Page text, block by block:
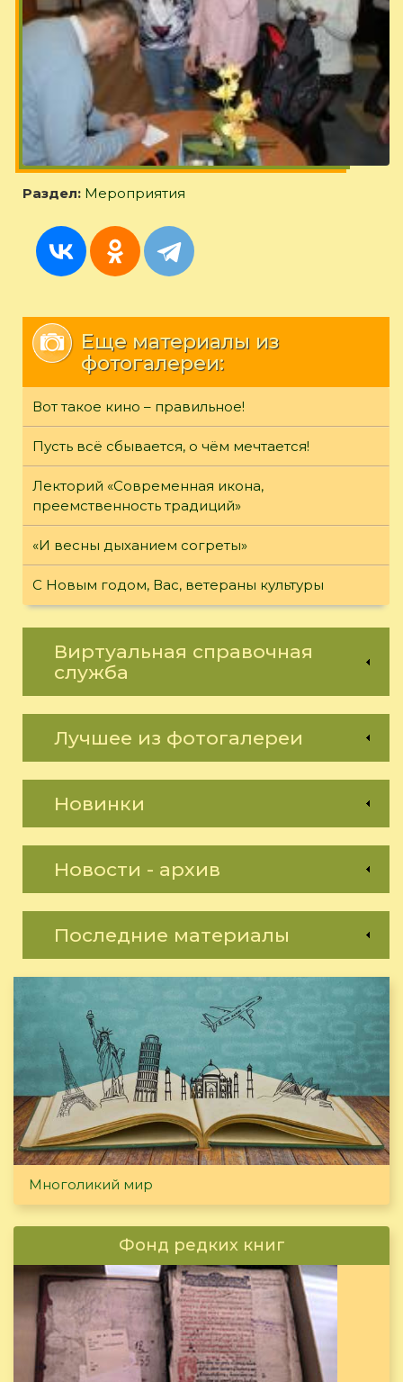
Раздел: Мероприятия
Еще материалы из
фотогалереи:
Вот такое кино – правильное!
Пусть всё сбывается, о чём мечтается!
Лекторий «Современная икона,
преемственность традиций»
«И весны дыханием согреты»
С Новым годом, Вас, ветераны культуры
Виртуальная справочная
служба
Лучшее из фотогалереи
Новинки
Новости - архив
Последние материалы
Многоликий мир
Фонд редких книг